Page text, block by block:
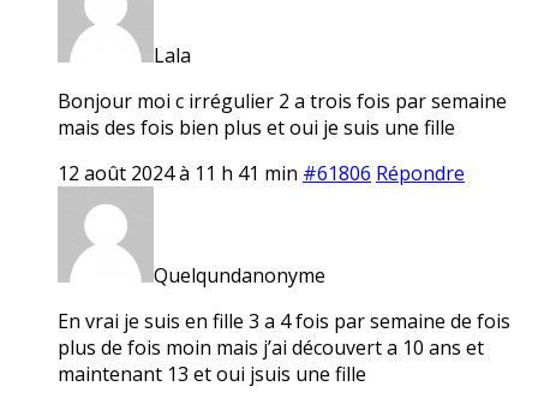
Lala
Bonjour moi c irrégulier 2 a trois fois par semaine
mais des fois bien plus et oui je suis une fille
12 août 2024 à 11 h 41 min #61806 Répondre
Quelqundanonyme
En vrai je suis en fille 3 a 4 fois par semaine de fois
plus de fois moin mais j’ai découvert a 10 ans et
maintenant 13 et oui jsuis une fille